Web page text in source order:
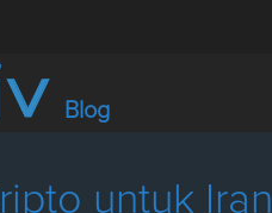
Blog
untuk Iran